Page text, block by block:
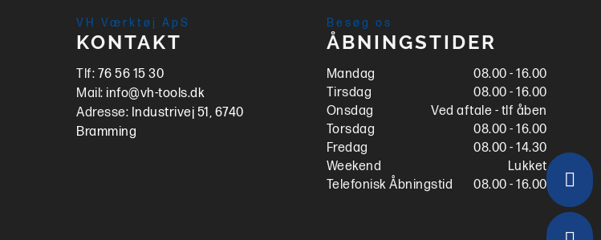
VH Værktøj ApS
KONTAKT
Tlf: 76 56 15 30
Mail: info@vh-tools.dk
Adresse: Industrivej 51, 6740
Bramming
Besøg os
ÅBNINGSTIDER
Mandag
08.00 - 16.00
Tirsdag
08.00 - 16.00
Onsdag
Ved aftale - tlf åben
Torsdag
08.00 - 16.00
Fredag
08.00 - 14.30
Weekend
Lukket
Telefonisk Åbningstid
08.00 - 16.00 